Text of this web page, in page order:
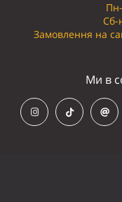
Сб-
Замовлення на
Ми в